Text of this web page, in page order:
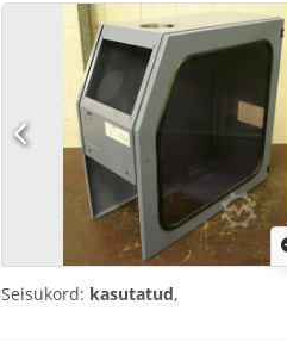
Seisukord: kasutatud,